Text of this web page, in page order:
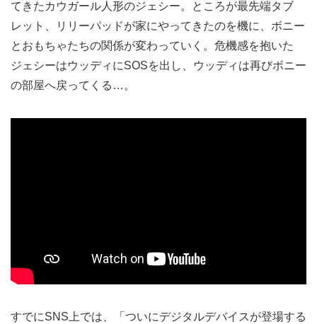
てきたカウガール人形のジェシー。ところが最先端タブ
レット、リリーパッドが家にやってきたのを機に、ボニー
とおもちゃたちの関係が変わっていく。危機感を抱いた
ジェシーはウッディにSOSを出し、ウッディは再びボニー
の部屋へ戻ってくる…。
すでにSNS上では、「ついにデジタルデバイスが登場する